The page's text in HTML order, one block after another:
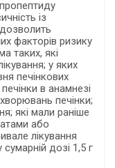
із
факторів ризику
таких, які
у яких
печінкових
в анамнезі
печінки;
які мали раніше
або
лікування
дозі 1,5 г